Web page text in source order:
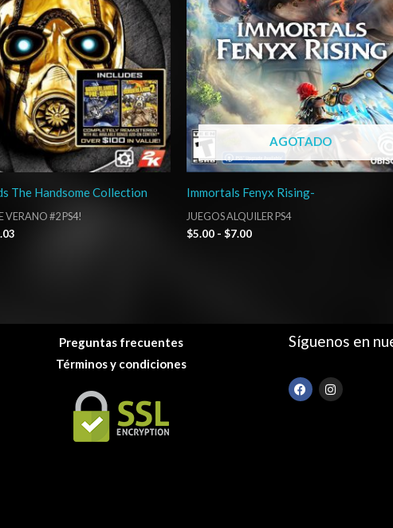
The Handsome Collection
VERANO #2 PS4!
AGOTADO
Immortals Fenyx Rising-
JUEGOS ALQUILER PS4
$5.00 - $7.00
Preguntas frecuentes
Términos y condiciones
Síguenos en
F
a
I
n